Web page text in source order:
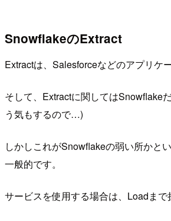
SnowflakeのExtract
Extractは、Salesforceなどのアプリケ
そして、Extractに関してはSnowflake
う気もするので…)
しかしこれがSnowflakeの弱い所かと
一般的です。
サービスを使用する場合は、Loadま